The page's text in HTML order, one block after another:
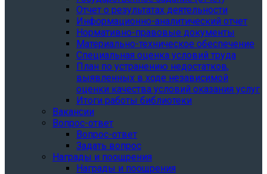
Отчет о результатах деятельности
Информационно-аналитический отчет
Нормативно-правовые документы
Материально-техническое обеспечение
Специальная оценка условий труда
План по устранению недостатков,
выявленных в ходе независимой
оценки качества условий оказания услуг
Итоги работы библиотеки
Вакансии
Вопрос-ответ
Вопрос-ответ
Задать вопрос
Награды и поощрения
Награды и поощрения